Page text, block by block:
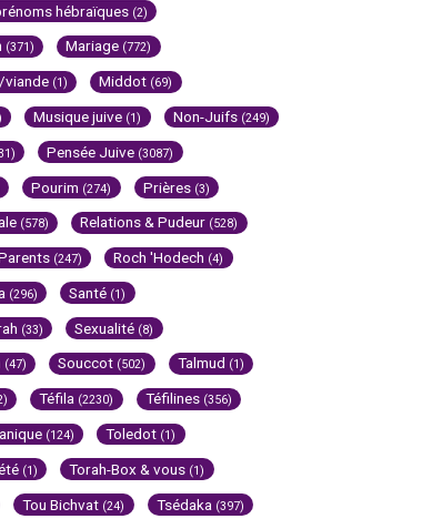
hébraïques (2)
(371) Mariage (772)
viande (1) Middot (69)
Musique juive (1) Non-Juifs (249)
Pensée Juive (3087)
Pourim (274) Prières (3)
(578) Relations & Pudeur (528)
(247) Roch 'Hodech (4)
(296) Santé (1)
(33) Sexualité (8)
(47) Souccot (502) Talmud (1)
Téfila (2230) Téfilines (356)
(124) Toledot (1)
(1) Torah-Box & vous (1)
Tou Bichvat (24) Tsédaka (397)